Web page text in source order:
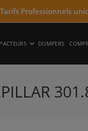
Tarifs Professionnels
DUMPERS